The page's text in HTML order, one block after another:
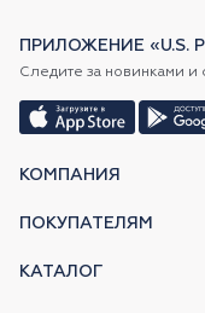
КОМПАНИЯ
ПОКУПАТЕЛЯМ
КАТАЛОГ
ПРИЛОЖЕНИЕ «U.S.
Следите за новинками и